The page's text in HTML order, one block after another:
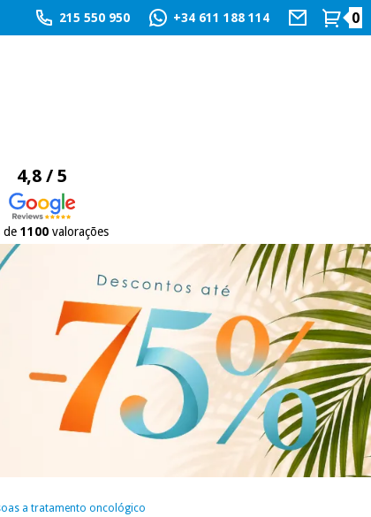
215 550 950 +34 611 188 114 0
4,8 / 5
de 1100valorações
a tratamento oncológico